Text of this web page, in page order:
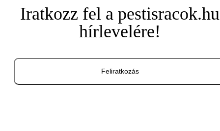
Iratkozz fel a pestisracok.hu
hírlevelére!
Feliratkozás